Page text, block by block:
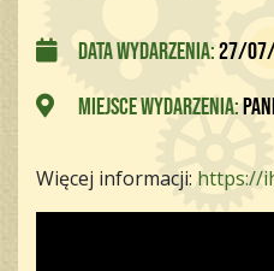
Data wydarzenia:27/
Miejsce wydarzenia:
Więcej informacji: https://